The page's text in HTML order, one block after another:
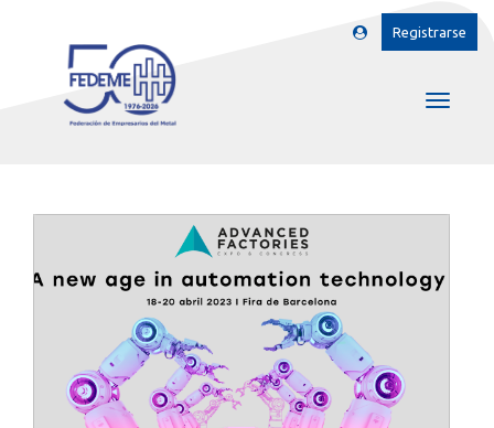
Registrarse